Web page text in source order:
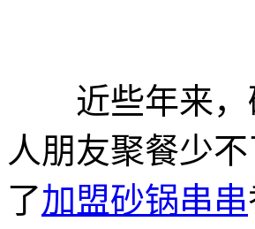
近些年来，
人朋友聚餐少
了加盟砂锅串串